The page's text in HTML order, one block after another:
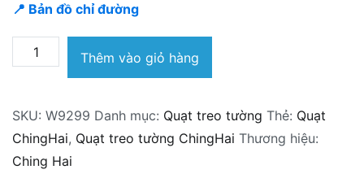
📍 Bản đồ chỉ đường
Quạt
treo
bán
công
nghiệp
Thêm vào giỏ hàng
SKU: W9299 Danh mục: Quạt treo tường Thẻ: Quạt
ChingHai, Quạt treo tường ChingHai Thương hiệu:
Ching Hai